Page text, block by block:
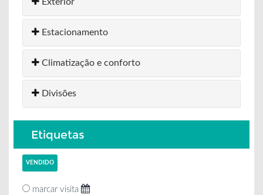
Exterior
Estacionamento
Climatização e conforto
Divisões
Etiquetas
VENDIDO
marcar visita